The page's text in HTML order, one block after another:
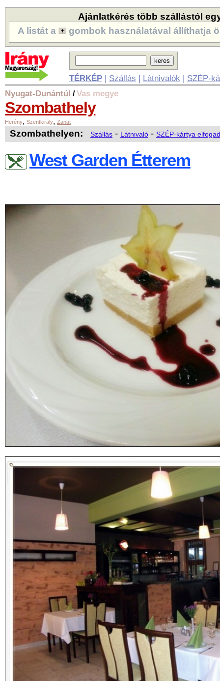
Ajánlatkérés több szállástól
A listát a
gombok használatával állíthatja
TÉRKÉP| Szállás | Látnivalók | SZÉP-
Nyugat-Dunántúl /Vas megye
Szombathely
Herény, Szentkirály, Zanat
Szombathelyen: Szállás - Látnivaló - SZÉP-kártya
West Garden Étterem